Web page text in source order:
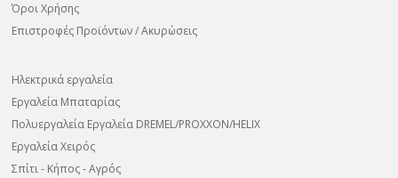
Όροι Χρήσης
Επιστροφές Προϊόντων / Ακυρώσεις
Ηλεκτρικά εργαλεία
Εργαλεία Μπαταρίας
Πολυεργαλεία Εργαλεία DREMEL/PROXXON/HELIX
Εργαλεία Χειρός
Σπίτι - Κήπος - Αγρός